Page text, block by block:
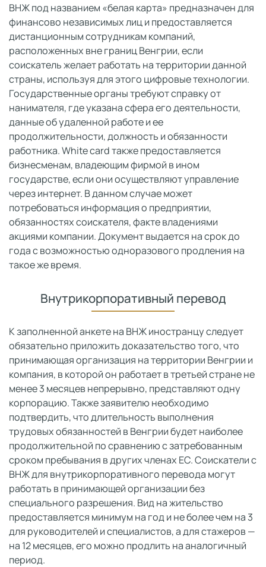
ВНЖ под названием «белая карта» предназначен для
финансово независимых лиц и предоставляется
дистанционным сотрудникам компаний,
расположенных вне границ Венгрии, если
соискатель желает работать на территории данной
страны, используя для этого цифровые технологии.
Государственные органы требуют справку от
нанимателя, где указана сфера его деятельности,
данные об удаленной работе и ее
продолжительности, должность и обязанности
работника. White card также предоставляется
бизнесменам, владеющим фирмой в ином
государстве, если они осуществляют управление
через интернет. В данном случае может
потребоваться информация о предприятии,
обязанностях соискателя, факте владениями
акциями компании. Документ выдается на срок до
года с возможностью одноразового продления на
такое же время.
Внутрикорпоративный перевод
К заполненной анкете на ВНЖ иностранцу следует
обязательно приложить доказательство того, что
принимающая организация на территории Венгрии и
компания, в которой он работает в третьей стране не
менее 3 месяцев непрерывно, представляют одну
корпорацию. Также заявителю необходимо
подтвердить, что длительность выполнения
трудовых обязанностей в Венгрии будет наиболее
продолжительной по сравнению с затребованным
сроком пребывания в других членах ЕС. Соискатели с
ВНЖ для внутрикорпоративного перевода могут
работать в принимающей организации без
специального разрешения. Вид на жительство
предоставляется минимум на год и не более чем на 3
для руководителей и специалистов, а для стажеров —
на 12 месяцев, его можно продлить на аналогичный
период.